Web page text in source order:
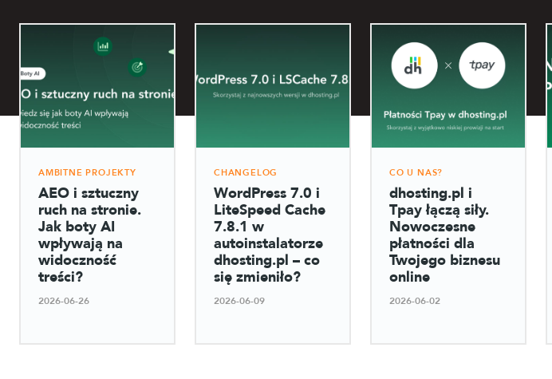
AMBITNE PROJEKTY
AEO i sztuczny
ruch na stronie.
Jak boty AI
wpływają na
widoczność
treści?
2026-06-26
CHANGELOG
WordPress 7.0 i
LiteSpeed Cache
7.8.1 w
autoinstalatorze
dhosting.pl – co
się zmieniło?
2026-06-09
CO U NAS?
dhosting.pl i
Tpay łączą siły.
Nowoczesne
płatności dla
Twojego biznesu
online
2026-06-02